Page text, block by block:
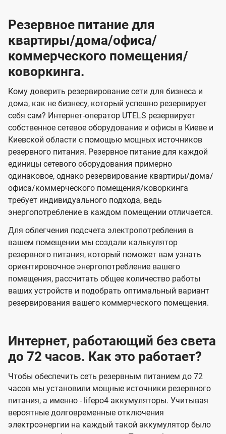
Резервное питание для
квартиры/дома/офиса/
коммерческого помещения/
коворкинга.
Кому доверить резервирование сети для бизнеса и
дома, как не бизнесу, который успешно резервирует
себя сам? Интернет-оператор UTELS резервирует
собственное сетевое оборудование и офисы в Киеве и
Киевской области с помощью мощных источников
резервного питания. Резервное питание для каждой
единицы сетевого оборудования примерно
одинаковое, однако резервирование квартиры/дома/
офиса/коммерческого помещения/коворкинга
требует индивидуального подхода, ведь
энергопотребление в каждом помещении отличается.
Для облегчения подсчета электропотребления в
вашем помещении мы создали калькулятор
резервного питания, который поможет вам узнать
ориентировочное энергопотребление вашего
помещения, рассчитать общее количество работы
ваших устройств и подобрать оптимальный вариант
резервирования вашего коммерческого помещения.
Интернет, работающий без света
до 72 часов. Как это работает?
Чтобы обеспечить сеть резервным питанием до 72
часов мы установили мощные источники резервного
питания, а именно - lifepo4 аккумуляторы. Учитывая
вероятные долговременные отключения
электроэнергии на каждый такой аккумулятор было